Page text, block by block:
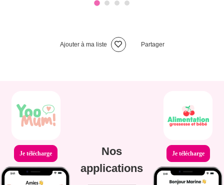
Ajouter à ma liste Partager
Je télécharge
Nos
applications
Je télécharge